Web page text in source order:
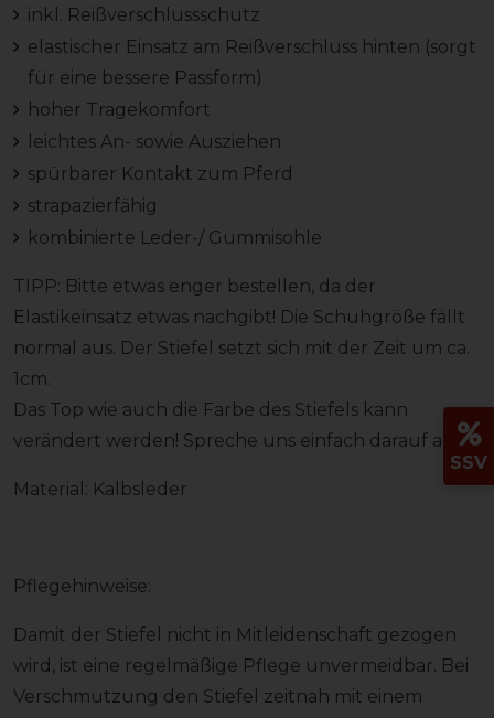
inkl. Reißverschlussschutz
elastischer Einsatz am Reißverschluss hinten (sorgt
für eine bessere Passform)
hoher Tragekomfort
leichtes An- sowie Ausziehen
spürbarer Kontakt zum Pferd
strapazierfähig
kombinierte Leder-/ Gummisohle
TIPP: Bitte etwas enger bestellen, da der
Elastikeinsatz etwas nachgibt! Die Schuhgröße fällt
normal aus. Der Stiefel setzt sich mit der Zeit um ca.
1cm.
Das Top wie auch die Farbe des Stiefels kann
verändert werden! Spreche uns einfach darauf an!
Material: Kalbsleder
Pflegehinweise:
Damit der Stiefel nicht in Mitleidenschaft gezogen
wird, ist eine regelmäßige Pflege unvermeidbar. Bei
Verschmutzung den Stiefel zeitnah mit einem
SSV